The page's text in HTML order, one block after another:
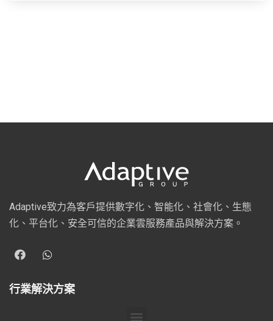
Adaptive致力為客戶提供數字化、智能化、社會化、生態
化、平台化、安全可信的企業雲服務產品與解決方案。
行業解決方案